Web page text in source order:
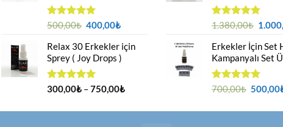
5 üzerinden
aldı
500,00₺ Orijinal
500,00₺.
400,00₺Şu
fiyat:
400,00₺.
Relax 30 Erkekler için
Sprey ( Joy Drops )
5 üzerinden
300,00₺ –750,00₺Fiyat
300,00₺
5 üzerinden
aldı
1.380,00₺
Erkekler İçin Set
Kampanyalı Set
5 üzerinden
700,00₺ Orijinal
500,00